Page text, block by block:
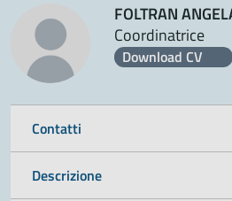
FOLTRAN
Coordinatrice
Download CV
Contatti
Descrizione